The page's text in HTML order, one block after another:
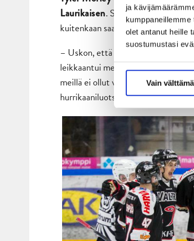
ja
olet antanut heille
suostumustasi
Vain
Laurikaisen. SaiPa-hyökkääjä
kuitenkaan saanut pidettyä
– Uskon, että tarina olisi ollut
leikkaantui meidän peli. Sen
meillä ei ollut voimia säilyttää
hurrikaaniluotsi näki.